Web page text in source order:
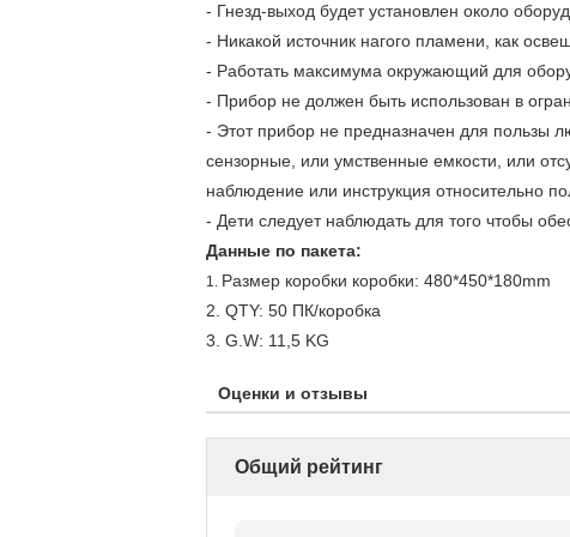
- Гнезд-выход будет установлен около
- Никакой источник нагого пламени, как
- Работать максимума окружающий для
- Прибор не должен быть использован в
- Этот прибор не предназначен для пользы
сензорные, или умственные емкости, или
наблюдение или инструкция относительно
- Дети следует наблюдать для того чтобы
Данные по пакета:
1. Размер коробки коробки: 480*450*180mm
2. QTY: 50 ПК/коробка
3. G.W: 11,5 KG
Оценки и отзывы
Общий рейтинг